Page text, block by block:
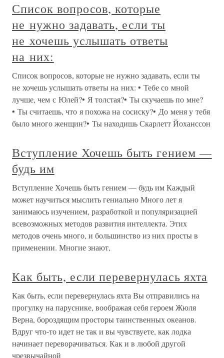
Список вопросов, которые
не нужно задавать, если ты
не хочешь услышать ответы
на них:
Список вопросов, которые не нужно задавать, если ты
не хочешь услышать ответы на них: • Тебе со мной
лучше, чем с Юлей?• Я толстая?• Ты скучаешь по мне?
• Ты считаешь, что я похожа на сосиску?• До меня у тебя
было много женщин?• Ты находишь Скарлетт Йоханссон
Вступление Хочешь быть гением —
будь им
Вступление Хочешь быть гением — будь им Каждый
может научиться мыслить гениально Много лет я
занимаюсь изучением, разработкой и популяризацией
всевозможных методов развития интеллекта. Этих
методов очень много, и большинство из них просты в
применении. Многие знают,
Как быть, если перевернулась яхта
Как быть, если перевернулась яхта Вы отправились на
прогулку на паруснике, воображая себя героем Жюля
Верна, бороздящим просторы таинственных океанов.
Вдруг что-то идет не так и вы чувствуете, как лодка
начинает переворачиваться. Как и в любой другой
чрезвычайной